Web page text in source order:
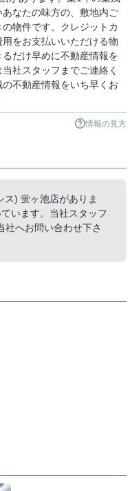
なたの味方の、敷地内ご
物件です。クレジットカ
用をお支払いいただける物
だけ早めに不動産情報を
社スタッフまでご連絡く
の不動産情報をいち早くお
情報の見方
) 蛍ヶ池店がありま
います。当社スタッフ
へお問い合わせ下さ